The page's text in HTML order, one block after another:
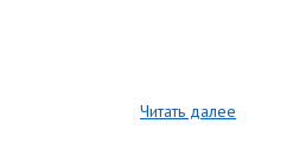
Читать далее